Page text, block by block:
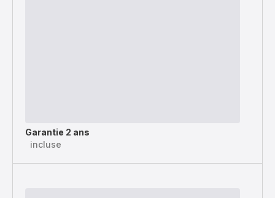
Garantie 2 ans
incluse